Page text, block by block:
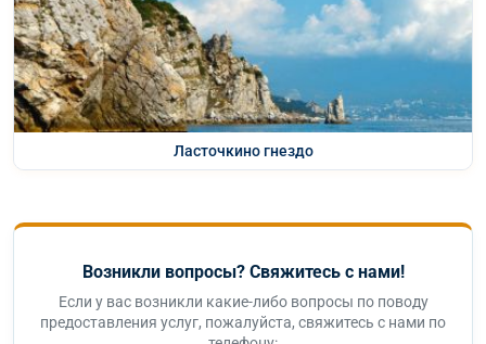
Ласточкино гнездо
Возникли вопросы? Свяжитесь с нами!
Если у вас возникли какие-либо вопросы по поводу
предоставления услуг, пожалуйста, свяжитесь с нами по